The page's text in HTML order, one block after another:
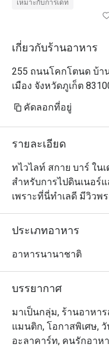
เหมาะกับการเดท
เกี่ยวกับร้านอาหาร
255 ถนนโคกโตนด บ้า
เมือง จังหวัดภูเก็ต
คัดลอกที่อยู่
รายละเอียด
ทไวไลท์ สกาย บาร์ ใน
สำหรับการไปดินเนอร์
เพราะที่นี่ทำเลดี มีวิว
แบบไม่มีอะไรมาบดบัง
อาหารหรือดื่มด่ำกับค็อ
วัตถุดิบและเทคนิคการ
ประเภทอาหาร
อาหารนานาชาติ
บรรยากาศ
มาเป็นกลุ่ม, ร้านอาหา
แมนติก, โอกาสพิเศษ,
อะลาคาร์ท, คนรักอาห